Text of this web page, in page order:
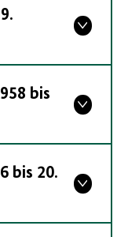
bis
bis 20.